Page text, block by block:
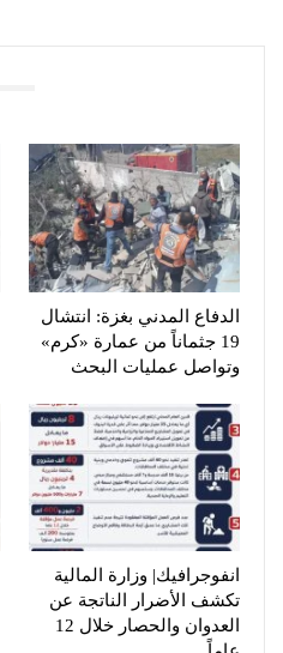
الدفاع المدني بغزة: انتشال
19 جثماناً من عمارة «كرم»
وتواصل عمليات البحث
انفوجرافيك| وزارة المالية
تكشف الأضرار الناتجة عن
العدوان والحصار خلال 12